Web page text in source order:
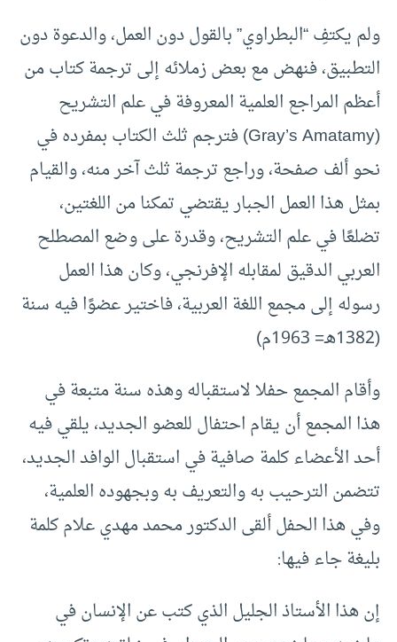
ولم يكتفِ “البطراوي” بالقول دون العمل، والدعوة دون
التطبيق، فنهض مع بعض زملائه إلى ترجمة كتاب من
أعظم المراجع العلمية المعروفة في علم التشريح
(Gray’s Amatamy) فترجم ثلث الكتاب بمفرده في
نحو ألف صفحة، وراجع ترجمة ثلث آخر منه، والقيام
بمثل هذا العمل الجبار يقتضي تمكنا من اللغتين،
تضلعًا في علم التشريح، وقدرة على وضع المصطلح
العربي الدقيق لمقابله الإفرنجي، وكان هذا العمل
رسوله إلى مجمع اللغة العربية، فاختير عضوًا فيه سنة
(1382هـ= 1963م)
وأقام المجمع حفلا لاستقباله وهذه سنة متبعة في
هذا المجمع أن يقام احتفال للعضو الجديد، يلقي فيه
أحد الأعضاء كلمة صافية في استقبال الوافد الجديد،
تتضمن الترحيب به والتعريف به وبجهوده العلمية،
وفي هذا الحفل ألقى الدكتور محمد مهدي علام كلمة
بليغة جاء فيها:
إن هذا الأستاذ الجليل الذي كتب عن الإنسان في